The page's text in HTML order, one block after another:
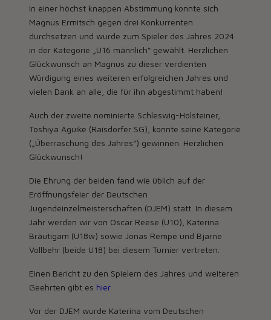
In einer höchst knappen Abstimmung konnte sich
Magnus Ermitsch gegen drei Konkurrenten
durchsetzen und wurde zum Spieler des Jahres 2024
in der Kategorie „U16 männlich“ gewählt. Herzlichen
Glückwunsch an Magnus zu dieser verdienten
Würdigung eines weiteren erfolgreichen Jahres und
vielen Dank an alle, die für ihn abgestimmt haben!
Auch der zweite nominierte Schleswig-Holsteiner,
Toshiya Aguike (Raisdorfer SG), konnte seine Kategorie
(„Überraschung des Jahres“) gewinnen. Herzlichen
Glückwunsch!
Die Ehrung der beiden fand wie üblich auf der
Eröffnungsfeier der Deutschen
Jugendeinzelmeisterschaften (DJEM) statt. In diesem
Jahr werden wir von Oscar Reese (U10), Katerina
Bräutigam (U18w) sowie Jonas Rempe und Bjarne
Vollbehr (beide U18) bei diesem Turnier vertreten.
Einen Bericht zu den Spielern des Jahres und weiteren
Geehrten gibt es hier.
Vor der DJEM wurde Katerina vom Deutschen